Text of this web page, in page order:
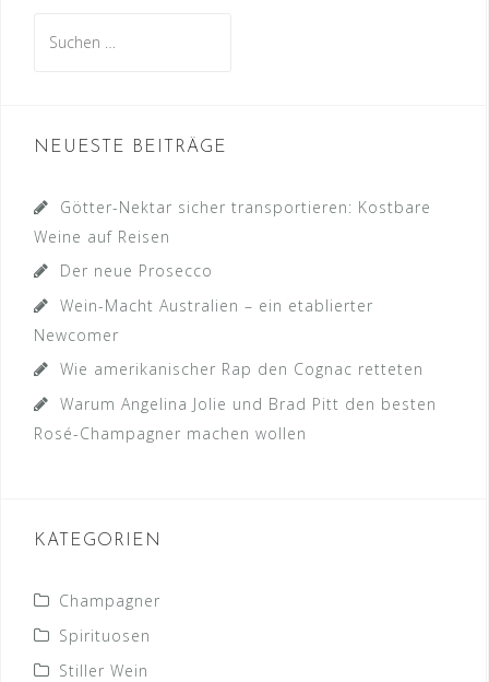
nach:
NEUESTE BEITRÄGE
Götter-Nektar sicher transportieren: Kostbare
Weine auf Reisen
Der neue Prosecco
Wein-Macht Australien – ein etablierter
Newcomer
Wie amerikanischer Rap den Cognac retteten
Warum Angelina Jolie und Brad Pitt den besten
Rosé-Champagner machen wollen
KATEGORIEN
Champagner
Spirituosen
Stiller Wein